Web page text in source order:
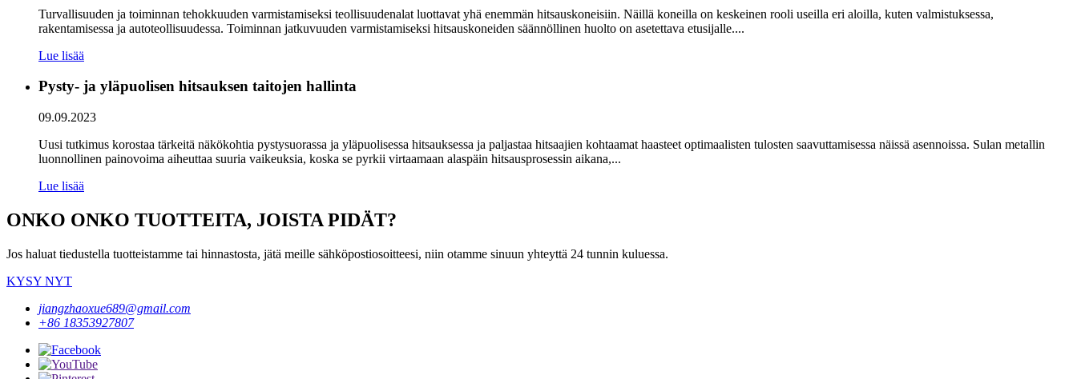
Turvallisuuden ja toiminnan tehokkuuden varmistamiseksi teollisuudenalat luottavat yhä enemmän hitsauskoneisiin. Näillä koneilla on keskeinen rooli useilla eri aloilla, kuten valmistuksessa,
rakentamisessa ja autoteollisuudessa. Toiminnan jatkuvuuden varmistamiseksi hitsauskoneiden säännöllinen huolto on asetettava etusijalle....
Lue lisää
Pysty- ja yläpuolisen hitsauksen taitojen hallinta
09.09.2023
Uusi tutkimus korostaa tärkeitä näkökohtia pystysuorassa ja yläpuolisessa hitsauksessa ja paljastaa hitsaajien kohtaamat haasteet optimaalisten tulosten saavuttamisessa näissä asennoissa. Sulan metallin
luonnollinen painovoima aiheuttaa suuria vaikeuksia, koska se pyrkii virtaamaan alaspäin hitsausprosessin aikana,...
Lue lisää
ONKO ONKO TUOTTEITA, JOISTA PIDÄT?
Jos haluat tiedustella tuotteistamme tai hinnastosta, jätä meille sähköpostiosoitteesi, niin otamme sinuun yhteyttä 24 tunnin kuluessa.
KYSY NYT
jiangzhaoxue689@gmail.com
+86 18353927807